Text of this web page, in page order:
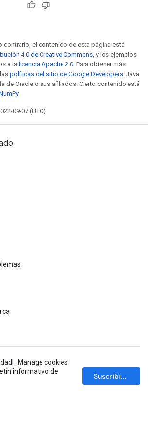
contrario, el contenido de esta página está
4.0 de Creative Commons, y los ejemplos
a la licencia Apache 2.0. Para obtener más
políticas del sitio de Google Developers. Java
de Oracle o sus afiliados. Cierto contenido está
.
09-07 (UTC)
Manage cookies
informativo de
Suscribirse